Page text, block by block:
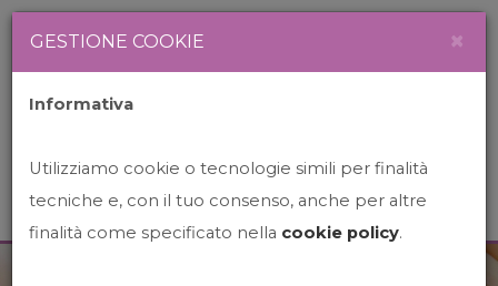
GESTIONE COOKIE ×
Informativa
Utilizziamo cookie o tecnologie simili per finalità
tecniche e, con il tuo consenso, anche per altre
finalità come specificato nella cookie policy.